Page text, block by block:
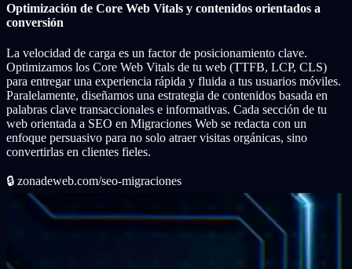
Optimización de Core Web Vitals y contenidos orientados a
conversión
La velocidad de carga es un factor de posicionamiento clave.
Optimizamos los Core Web Vitals de tu web (TTFB, LCP, CLS)
para entregar una experiencia rápida y fluida a tus usuarios móviles.
Paralelamente, diseñamos una estrategia de contenidos basada en
palabras clave transaccionales e informativas. Cada sección de tu
web orientada a SEO en Migraciones Web se redacta con un
enfoque persuasivo para no solo atraer visitas orgánicas, sino
convertirlas en clientes fieles.
🔒 zonadeweb.com/seo-migraciones